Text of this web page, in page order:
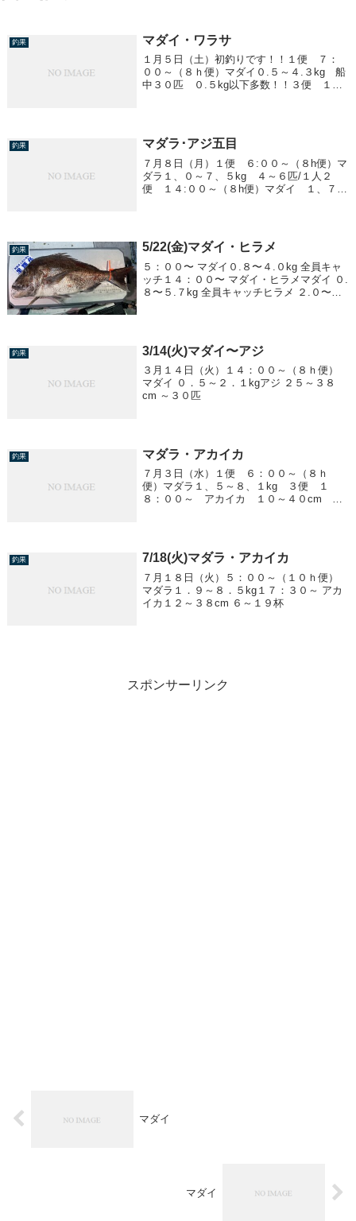
釣果 マダイ・ワラサ
１月５日（土）初釣りです！！１便 ７：
００～（８ｈ便）マダイ０.５～４.３kg 船
中３０匹 ０.５kg以下多数！！３便 １
釣果 マダラ･アジ五目
７月８日（月）１便 ６:００～（８h便）マ
ダラ１、０～７、５kg ４～６匹/１人２
便 １４:００～（８h便）マダイ １、７～
釣果 5/22(金)マダイ・ヒラメ
５：００〜 マダイ０.８〜４.０kg 全員キャ
ッチ１４：００〜 マダイ・ヒラメマダイ ０.
８〜５.７kg 全員キャッチヒラメ ２.０〜４.
釣果 3/14(火)マダイ〜アジ
３月１４日（火）１４：００～（８ｈ便）
マダイ ０．５～２．１kgアジ ２５～３８
cm ～３０匹
釣果 マダラ・アカイカ
７月３日（水）１便 ６：００～（８ｈ
便）マダラ１、５～８、１kg ３便 １
８：００～ アカイカ １０～４０cm ～
釣果 7/18(火)マダラ・アカイカ
７月１８日（火）５：００～（１０ｈ便）
マダラ１．９～８．５kg１７：３０～ アカ
イカ１２～３８cm ６～１９杯
スポンサーリンク
マダイ
マダイ